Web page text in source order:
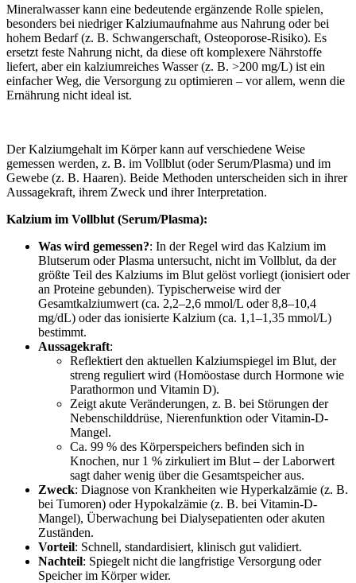
Mineralwasser kann eine bedeutende ergänzende Rolle spielen,
besonders bei niedriger Kalziumaufnahme aus Nahrung oder bei
hohem Bedarf (z. B. Schwangerschaft, Osteoporose-Risiko). Es
ersetzt feste Nahrung nicht, da diese oft komplexere Nährstoffe
liefert, aber ein kalziumreiches Wasser (z. B. >200 mg/L) ist ein
einfacher Weg, die Versorgung zu optimieren – vor allem, wenn die
Ernährung nicht ideal ist.
Der Kalziumgehalt im Körper kann auf verschiedene Weise
gemessen werden, z. B. im Vollblut (oder Serum/Plasma) und im
Gewebe (z. B. Haaren). Beide Methoden unterscheiden sich in ihrer
Aussagekraft, ihrem Zweck und ihrer Interpretation.
Kalzium im Vollblut (Serum/Plasma):
Was wird gemessen?: In der Regel wird das Kalzium im
Blutserum oder Plasma untersucht, nicht im Vollblut, da der
größte Teil des Kalziums im Blut gelöst vorliegt (ionisiert oder
an Proteine gebunden). Typischerweise wird der
Gesamtkalziumwert (ca. 2,2–2,6 mmol/L oder 8,8–10,4
mg/dL) oder das ionisierte Kalzium (ca. 1,1–1,35 mmol/L)
bestimmt.
Aussagekraft:
Reflektiert den aktuellen Kalziumspiegel im Blut, der
streng reguliert wird (Homöostase durch Hormone wie
Parathormon und Vitamin D).
Zeigt akute Veränderungen, z. B. bei Störungen der
Nebenschilddrüse, Nierenfunktion oder Vitamin-D-
Mangel.
Ca. 99 % des Körperspeichers befinden sich in
Knochen, nur 1 % zirkuliert im Blut – der Laborwert
sagt daher wenig über die Gesamtspeicher aus.
Zweck: Diagnose von Krankheiten wie Hyperkalzämie (z. B.
bei Tumoren) oder Hypokalzämie (z. B. bei Vitamin-D-
Mangel), Überwachung bei Dialysepatienten oder akuten
Zuständen.
Vorteil: Schnell, standardisiert, klinisch gut validiert.
Nachteil: Spiegelt nicht die langfristige Versorgung oder
Speicher im Körper wider.